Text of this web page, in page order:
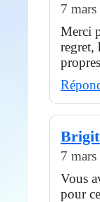
7
Merci
regret,
7
Vous
pour